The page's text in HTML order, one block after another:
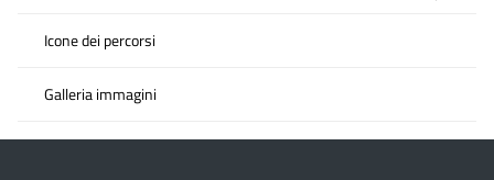
Icone dei percorsi
Galleria immagini